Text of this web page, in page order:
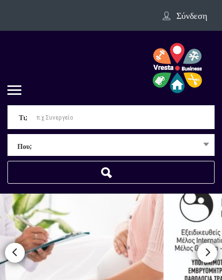
Σύνδεση
Τι;
Που;